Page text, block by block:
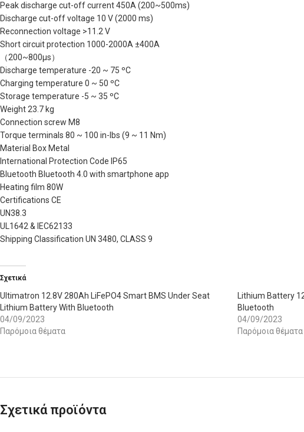
Peak discharge cut-off current 450A (200~500ms)
Discharge cut-off voltage 10 V (2000 ms)
Reconnection voltage >11.2 V
Short circuit protection 1000-2000A ±400A
（200~800μs）
Discharge temperature -20 ~ 75 ºC
Charging temperature 0 ~ 50 ºC
Storage temperature -5 ~ 35 ºC
Weight 23.7 kg
Connection screw M8
Torque terminals 80 ~ 100 in-lbs (9 ~ 11 Nm)
Material Box Metal
International Protection Code IP65
Bluetooth Bluetooth 4.0 with smartphone app
Heating film 80W
Certifications CE
UN38.3
UL1642 & IEC62133
Shipping Classification UN 3480, CLASS 9
Σχετικά
Ultimatron 12.8V 280Ah LiFePO4 Smart BMS Under Seat
Lithium Battery With Bluetooth
04/09/2023
Παρόμοια θέματα
Lithium Battery
Bluetooth
04/09/2023
Παρόμοια θέματα
Σχετικά προϊόντα